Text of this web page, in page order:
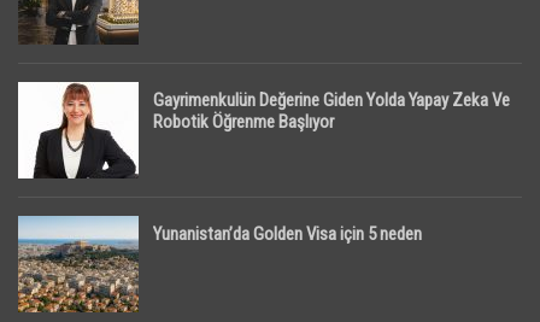
Gayrimenkulün Değerine Giden Yolda Yapay Zeka Ve
Robotik Öğrenme Başlıyor
Yunanistan’da Golden Visa için 5 neden